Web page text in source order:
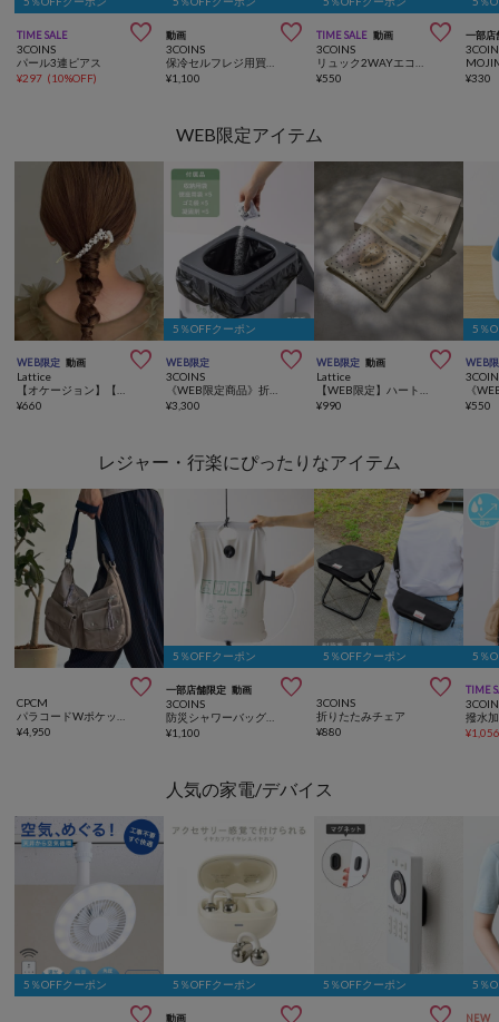
TIME SALE 
3COINS
パール3連ピアス
¥297 (10%OFF)
動画 
3COINS
¥1,100
TIME SALE 動画 
3COINS
¥550
一部店
¥330
WEB限定アイテム
WEB限定 動画 
Lattice
¥660
5％OFFクーポン
WEB限定 
3COINS
¥3,300
WEB限定 動画 
Lattice
¥990
5％
WEB
¥550
レジャー・行楽にぴったりなアイテム

CPCM
¥4,950
5％OFFクーポン
一部店舗限定 動画 
3COINS
¥1,100
5％OFFクーポン

3COINS
折りたたみチェア
¥880
5％
TIME
¥
人気の家電/デバイス
5％OFFクーポン 5％OFFクーポン
動画
5％OFFクーポン 5％
NEW